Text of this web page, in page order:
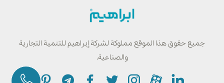
جميع حقوق هذا الموقع مملوكة لشركة إبراهيم للتنمية التجارية
والصناعية.